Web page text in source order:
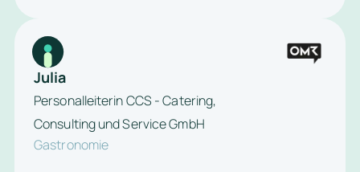
Julia
Personalleiterin CCS - Catering,
Consulting und Service GmbH
Gastronomie